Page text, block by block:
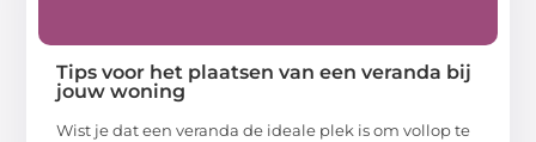
Tips voor het plaatsen van een veranda bij
jouw woning
Wist je dat een veranda de ideale plek is om vollop te